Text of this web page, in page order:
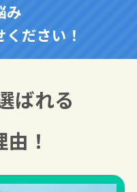
み
ださい！
ばれる
！